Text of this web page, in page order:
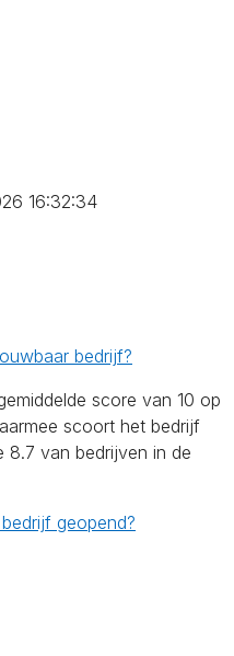
16:32:34
bedrijf?
score van 10 op
scoort het bedrijf
8.7 van bedrijven in de
geopend?